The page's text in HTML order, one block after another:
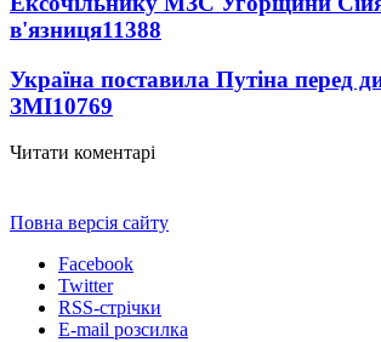
в'язниця11388
Україна поставила Путіна перед
ЗМІ10769
Читати коментарі
Повна версія сайту
Facebook
Twitter
RSS-стрічки
E-mail розсилка